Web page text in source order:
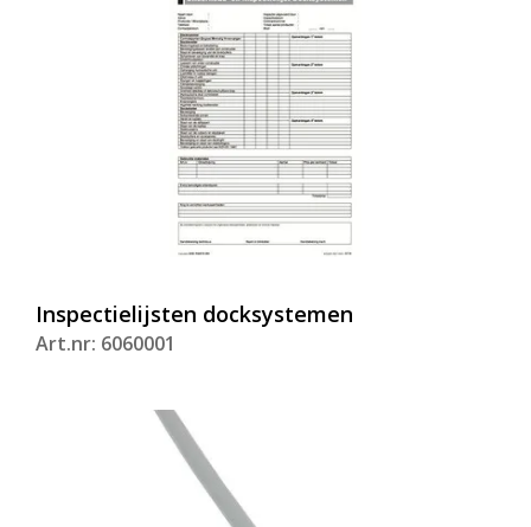
Inspectielijsten docksystemen
Art.nr: 6060001